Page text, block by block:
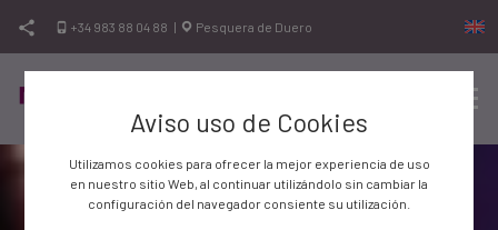
+34 983 88 04 88 | Pesquera de Duero
Bodegas Nexus
Vinos de calidad, vinos de la Ribera de Duero
Aviso uso de Cookies
Utilizamos cookies para ofrecer la mejor experiencia de uso
en nuestro sitio Web, al continuar utilizándolo sin cambiar la
configuración del navegador consiente su utilización.